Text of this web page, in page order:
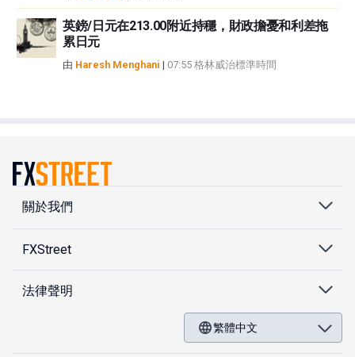
英鎊/日元在213.00附近持穩，財政擔憂和利差拖
累日元
由 Haresh Menghani | 07:55 格林威治標準時間
關於我們
FXStreet
法律聲明
繁體中文